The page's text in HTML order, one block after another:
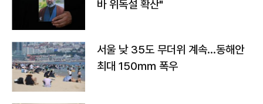
바 위독설 확산"
서울 낮 35도 무더위 계속…동해안
최대 150㎜ 폭우